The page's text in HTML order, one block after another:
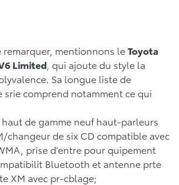
remarquer, mentionnons leToyota
Limited , qui ajoute du style la
Sa longue liste de
srie comprend notamment ce qui
haut de gamme neuf haut-parleurs
changeur de six CD compatible avec
prise d’entre pour quipement
Bluetooth et antenne prte
XM avec pr-cblage;